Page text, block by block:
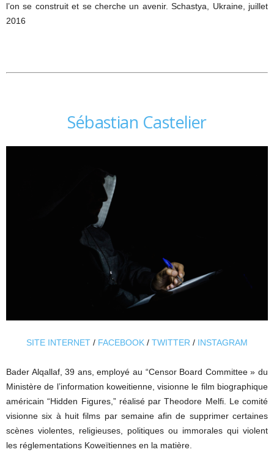
l’on se construit et se cherche un avenir. Schastya, Ukraine, juillet
2016
Sébastian Castelier
SITE INTERNET / FACEBOOK / TWITTER / INSTAGRAM
Bader Alqallaf, 39 ans, employé au “Censor Board Committee » du
Ministère de l’information koweitienne, visionne le film biographique
américain “Hidden Figures,” réalisé par Theodore Melfi. Le comité
visionne six à huit films par semaine afin de supprimer certaines
scènes violentes, religieuses, politiques ou immorales qui violent
les réglementations Koweïtiennes en la matière.